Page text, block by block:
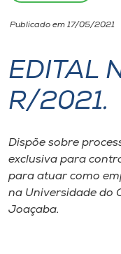
Unoesc
I.nova
Diplomados
Cultura
Publicado em 17/05/2021
EDITAL
R/2021.
Dispõe sobre
exclusiva para
para atuar como
na Universidade do
Joaçaba.